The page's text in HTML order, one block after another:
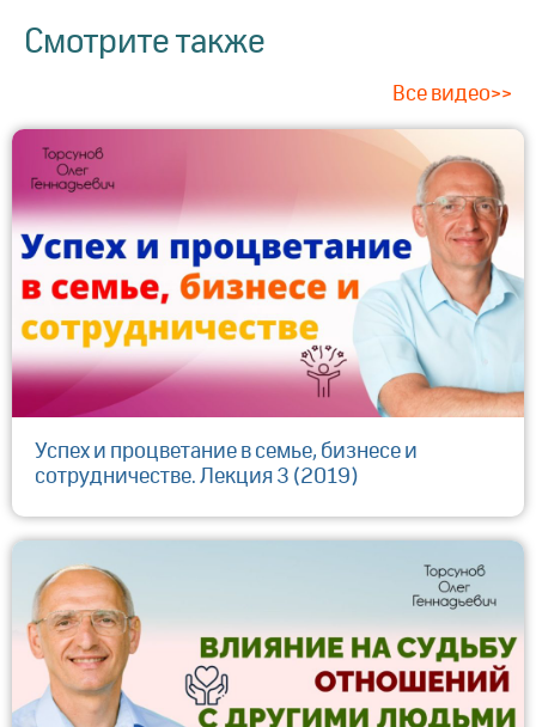
Смотрите также
Все видео>>
Успех и процветание в семье, бизнесе и
сотрудничестве. Лекция 3 (2019)